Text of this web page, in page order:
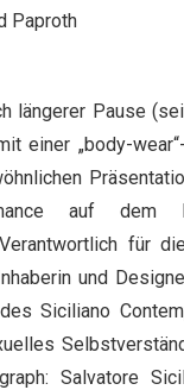
Paproth
längerer Pause
einer „body-
auf dem
für
und
Siciliano
Salvatore